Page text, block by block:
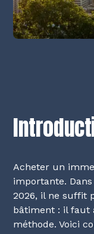
Acheter un
importante.
2026, il ne suffit
bâtiment : il faut
méthode. Voici